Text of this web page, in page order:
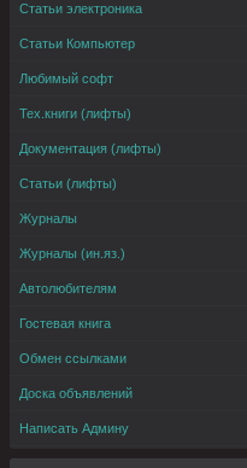
Статьи электроника
Статьи Компьютер
Любимый софт
Тех.книги (лифты)
Документация (лифты)
Статьи (лифты)
Журналы
Журналы (ин.яз.)
Автолюбителям
Гостевая книга
Обмен ссылками
Доска объявлений
Написать Админу